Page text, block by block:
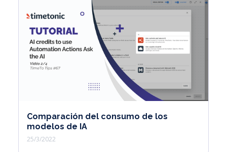
Comparación del consumo de los
modelos de IA
25/3/2022